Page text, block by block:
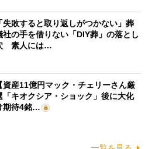
「失敗すると取り返しがつかない」葬
社の手を借りない「DIY葬」の落とし
素人には…
【資産11億円マック・チェリーさん厳
「キオクシア・ショック」後に大化
期待4銘…